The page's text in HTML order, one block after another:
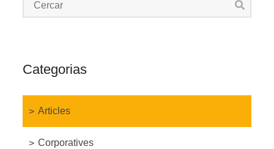
Categorias
Articles
Corporatives